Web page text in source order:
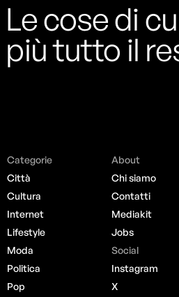
Le cose di
più tutto il
Categorie
Città
Cultura
Internet
Lifestyle
Moda
Politica
Pop
About
Chi siamo
Contatti
Mediakit
Jobs
Social
Instagram
X